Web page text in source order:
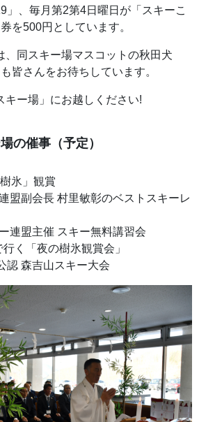
」、毎月第2第4日曜日が「スキーこ
を500円としています。
、同スキー場マスコットの秋田犬
皆さんをお待ちしています。
キー場」にお越しください!
の催事（予定）
氷」観賞
盟副会長 村里敏彰のベストスキーレ
連盟主催 スキー無料講習会
く「夜の樹氷観賞会」
認 森吉山スキー大会